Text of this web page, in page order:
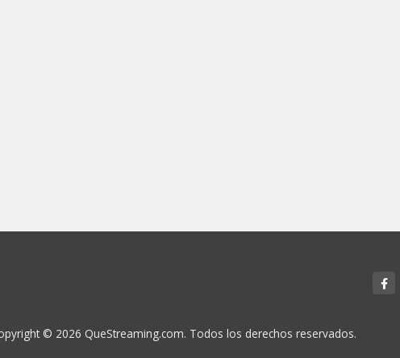
© 2026 QueStreaming.com. Todos los derechos reservados.